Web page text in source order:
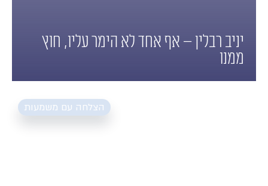
יניב רבלין – אף אחד לא הימר עליו, חוץ
ממנו
הצלחה עם משמעות